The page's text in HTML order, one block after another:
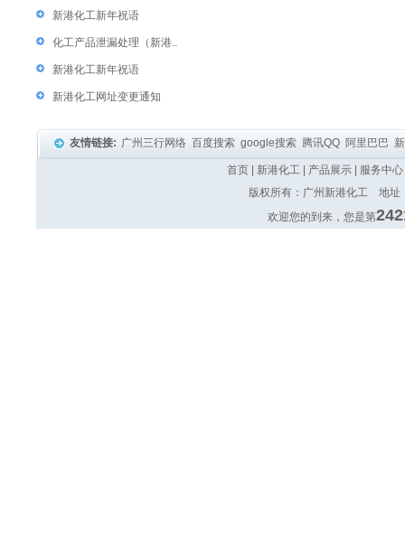
新港化工新年祝语
化工产品泄漏处理（新港..
新港化工新年祝语
新港化工网址变更通知
友情链接: 广州三行网络 百度搜索 google搜索 腾讯QQ 阿里巴巴
首页 新港化工 产品展示 服务中心
版权所有：广州新港化工 地
欢迎您的到来，您是第